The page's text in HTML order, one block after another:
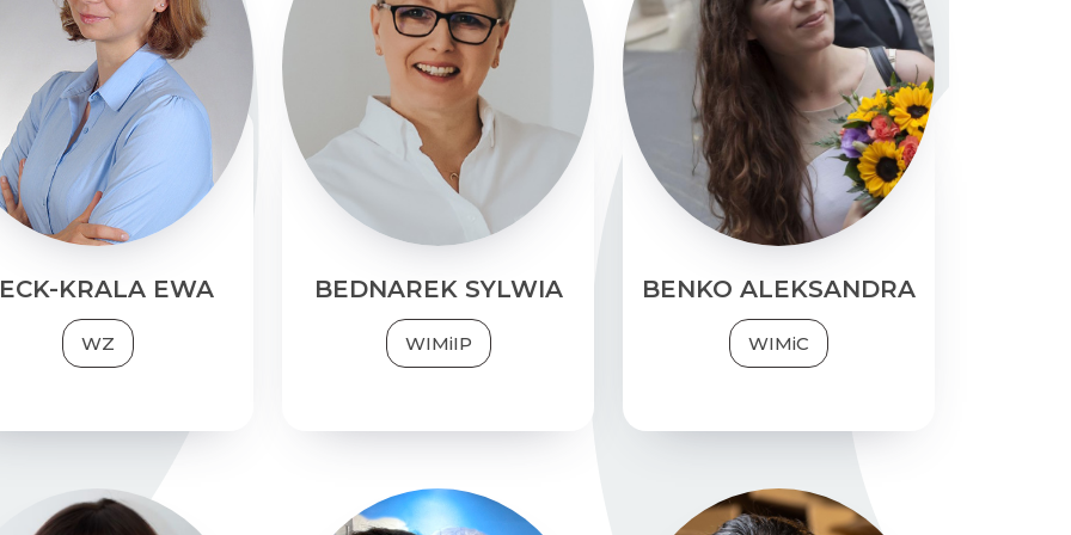
KRALA EWA
WZ
BECK-KRALA EWA
Tutoring jest jak
szlifowanie diamentów.
To proces, w którym
własne talenty
drogę, na której chcemy
je rozwijać.
Zapraszam Cię w tę
BEDNAREK SYLWIA
WIMiIP
BEDNAREK SYLWIA
W swojej pracy
wykorzystuję sporo
narzędzi edukacyjnych
tym autorskich),
bazuję na
podejściu coachingowym
z elementami terapii
Akceptacji i Zaangażowania
oraz zaawansowane
techniki oddechowe.
BENKO ALEKSANDRA
WIMiC
BENKO
ALEKSANDRA
Lubię wyzwania i
fascynuje mnie
odnajdywanie nieznanej
drogi do celu
Tak też postrzegam
tutoring.
rozwój naukowy, czy
opracujemy mapę, dzięki
której będzie mógł